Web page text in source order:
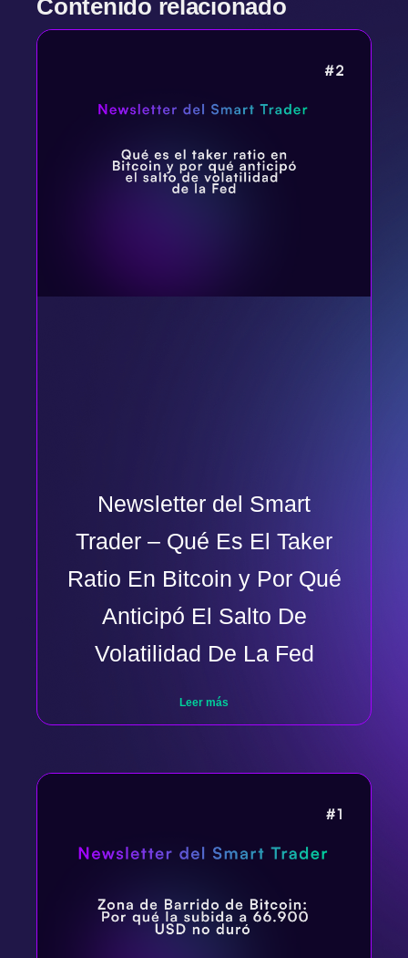
Contenido relacionado
Newsletter del Smart
Trader – Qué Es El Taker
Ratio En Bitcoin y Por Qué
Anticipó El Salto De
Volatilidad De La Fed
Leer más